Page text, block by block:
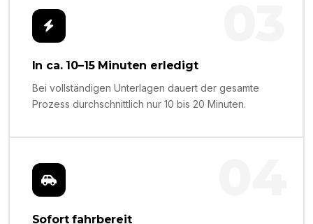
In ca. 10–15 Minuten erledigt
Bei vollständigen Unterlagen dauert der gesamte
Prozess durchschnittlich nur 10 bis 20 Minuten.
Sofort fahrbereit